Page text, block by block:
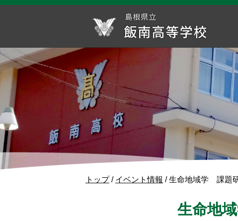
このページの本文へ
現
トップ/ イベント情報 /生命地域学 課題
生命地